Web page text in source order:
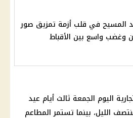
المسيح في قلب أزمة تمزيق صور
وغضب واسع بين الأقباط
اليوم الجمعة ثالث أيام عيد
منتصف الليل، بينما تستمر المطاعم